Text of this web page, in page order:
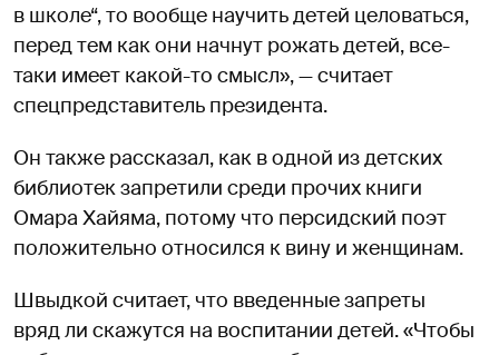
в школе“, то вообще научить детей целоваться,
перед тем как они начнут рожать детей, все-
таки имеет какой-то смысл», — считает
спецпредставитель президента.
Он также рассказал, как в одной из детских
библиотек запретили среди прочих книги
Омара Хайяма, потому что персидский поэт
положительно относился к вину и женщинам.
Швыдкой считает, что введенные запреты
вряд ли скажутся на воспитании детей. «Чтобы